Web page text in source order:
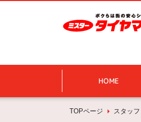
HOME
TOPページ スタッ